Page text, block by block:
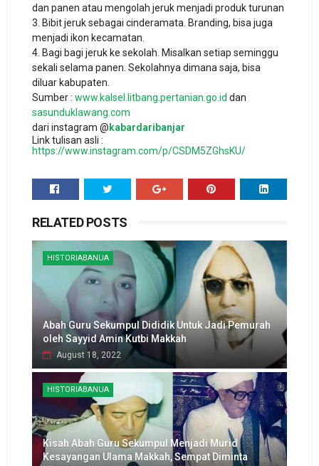
dan panen atau mengolah jeruk menjadi produk turunan
3. Bibit jeruk sebagai cinderamata. Branding, bisa juga
menjadi ikon kecamatan.
4. Bagi bagi jeruk ke sekolah. Misalkan setiap seminggu
sekali selama panen. Sekolahnya dimana saja, bisa
diluar kabupaten.
Sumber : www.kalsel.litbang.pertanian.go.id dan
sasunduklawang.com
dari instagram @kabardaribanjar
Link tulisan asli :
https://www.instagram.com/p/CSDM5ZGhsKU/
RELATED POSTS
HISTORIABANUA
Abah Guru Sekumpul Dididik Untuk Jadi Pemurah
oleh Sayyid Amin Kutbi Makkah
August 18, 2022
HISTORIABANUA
Kisah Abah Guru Sekumpul Menjadi Murid
Kesayangan Ulama Makkah, Sempat Diminta